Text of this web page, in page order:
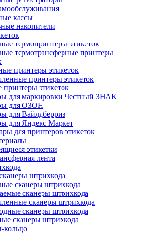
кассы
накопители
термопринтеры этикеток
термотрансферные принтеры
принтеры этикеток
принтеры этикеток
принтеры этикеток
для маркировки Честный ЗНАК
для ОЗОН
для Вайлдберриз
для Яндекс Маркет
для принтеров этикеток
этикетки
лента
штрихкода
сканеры штрихкода
сканеры штрихкода
сканеры штрихкода
сканеры штрихкода
сканеры штрихкода
кольцо